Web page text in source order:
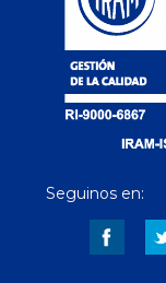
Seguinos en: